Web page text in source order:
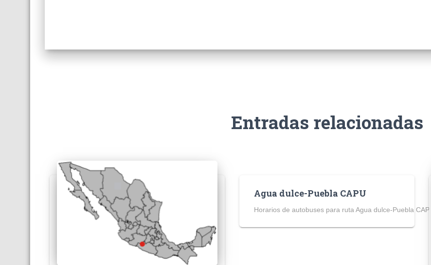
Entradas relacionadas
Agua dulce-Puebla CAPU
Horarios de autobuses para ruta Agua dulce-Puebla CAPU